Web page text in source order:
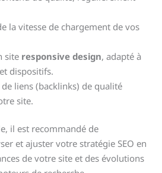
la vitesse de chargement de vos
site responsive design, adapté à
dispositifs.
liens (backlinks) de qualité
site.
il est recommandé de
et ajuster votre stratégie SEO en
de votre site et des évolutions